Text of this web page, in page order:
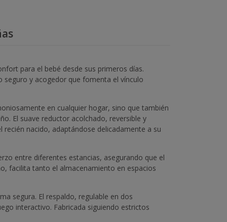
para el bebé desde sus primeros días.
seguro y acogedor que fomenta el vínculo
en cualquier hogar, sino que también
El suave reductor acolchado, reversible y
nacido, adaptándose delicadamente a su
entre diferentes estancias, asegurando que el
facilita tanto el almacenamiento en espacios
segura. El respaldo, regulable en dos
interactivo. Fabricada siguiendo estrictos